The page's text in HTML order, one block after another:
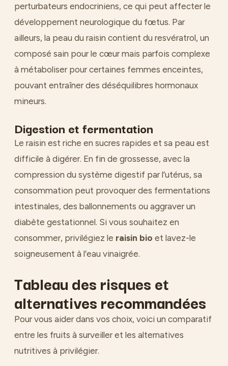
perturbateurs endocriniens, ce qui peut affecter le
développement neurologique du fœtus. Par
ailleurs, la peau du raisin contient du resvératrol, un
composé sain pour le cœur mais parfois complexe
à métaboliser pour certaines femmes enceintes,
pouvant entraîner des déséquilibres hormonaux
mineurs.
Digestion et fermentation
Le raisin est riche en sucres rapides et sa peau est
difficile à digérer. En fin de grossesse, avec la
compression du système digestif par l’utérus, sa
consommation peut provoquer des fermentations
intestinales, des ballonnements ou aggraver un
diabète gestationnel. Si vous souhaitez en
consommer, privilégiez le raisin bio et lavez-le
soigneusement à l’eau vinaigrée.
Tableau des risques et
alternatives recommandées
Pour vous aider dans vos choix, voici un comparatif
entre les fruits à surveiller et les alternatives
nutritives à privilégier.